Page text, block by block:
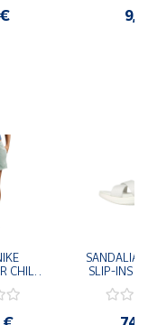
CHILL
SANDALIAS
SLIP-INS